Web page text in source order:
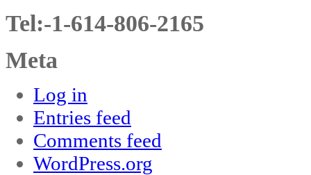
Tel:-1-614-806-2165
Meta
Log in
Entries feed
Comments feed
WordPress.org